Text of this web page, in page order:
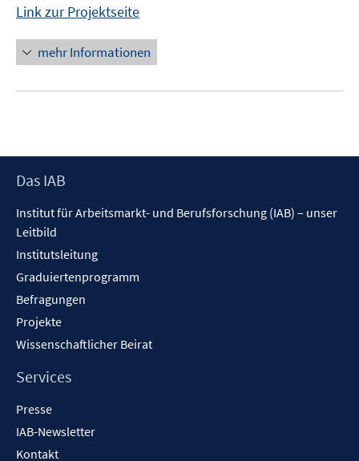
Link zur Projektseite
mehr Informationen
Footer
Das IAB
Institut für Arbeitsmarkt- und Berufsforschung (IAB) – unser
Leitbild
Institutsleitung
Graduiertenprogramm
Befragungen
Projekte
Wissenschaftlicher Beirat
Services
Presse
IAB-Newsletter
Kontakt